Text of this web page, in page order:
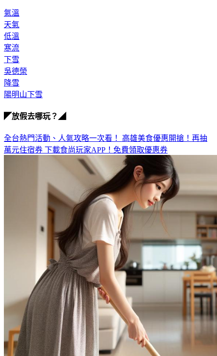
氣溫
天氣
低溫
寒流
下雪
吳德榮
降雪
陽明山下雪
◤放假去哪玩？◢
全台熱門活動、人氣攻略一次看！ 高雄美食優惠開搶！再抽
萬元住宿券 下載食尚玩家APP！免費領取優惠券